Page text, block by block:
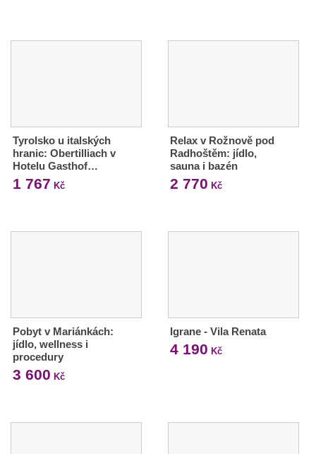
Tyrolsko u italských
hranic: Obertilliach v
Hotelu Gasthof…
1 767 Kč
Relax v Rožnově pod
Radhoštěm: jídlo,
sauna i bazén
2 770 Kč
Pobyt v Mariánkách:
jídlo, wellness i
procedury
3 600 Kč
Igrane - Vila Renata
4 190 Kč